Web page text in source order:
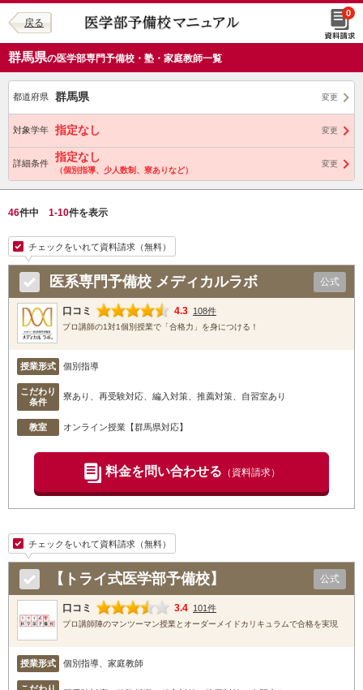
戻る
0
群馬県の医学部専門予備校・塾・家庭教師一覧
都道府県 群馬県 変更
対象学年 指定なし 変更
詳細条件 指定なし
（個別指導、少人数制、寮ありなど）
変更
46件中 1-10件を表示
チェックをいれて資料請求（無料）
医系専門予備校 メディカルラボ 公式
口コミ 4.3 108件
プロ講師の1対1個別授業で「合格力」を身につける！
授業形式 個別指導
こだわり
条件
寮あり、再受験対応、編入対策、推薦対策、自習室あり
教室 オンライン授業【群馬県対応】
料金を問い合わせる （資料請求）
チェックをいれて資料請求（無料）
【トライ式医学部予備校】 公式
口コミ 3.4 101件
プロ講師陣のマンツーマン授業とオーダーメイドカリキュラムで合格を実現
授業形式 個別指導、家庭教師